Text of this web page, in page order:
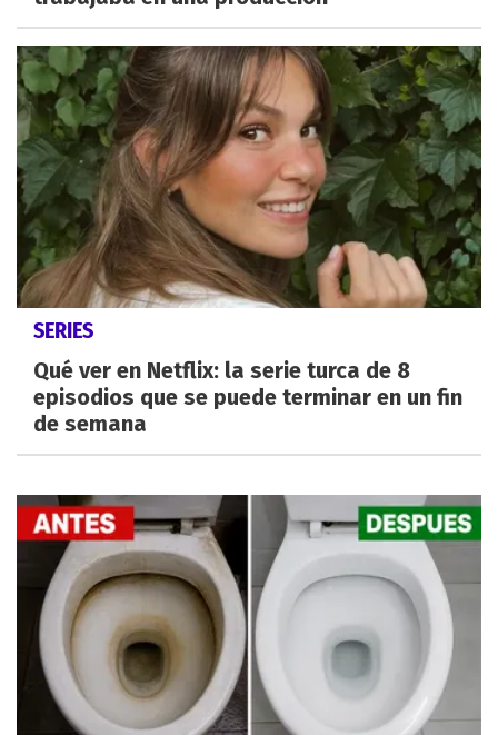
SERIES
Qué ver en Netflix: la serie turca de 8
episodios que se puede terminar en un fin
de semana